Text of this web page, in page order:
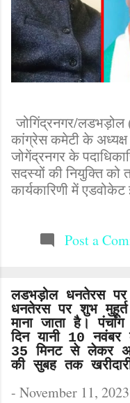
जोगिंद्रनगर/लडभड़ोल
कांग्रेस कमेटी के
जोगेंद्रनगर के
सदस्यों की नियुक्ति को
कार्यकारिणी में
मकरीडी, राम लाल
उर्फ पप्पी) लडभड़ोल,
गांव कंधार, राकेश कुमार
गुनेंन, कमला देवी
एडवोकेट इंद्र सिंह
रविंद्र ठाकुर गांव
ठाकुर, भुवनेश पंत
महा सचिव, मदन लाल
Post a
लडभड़ोल धनतेरस पर
धनतेरस पर शुभ मुहूर्त
माना जाता है।
दिन यानी 10
35 मिनट से लेकर
की सुबह तक
- November 11, 2023